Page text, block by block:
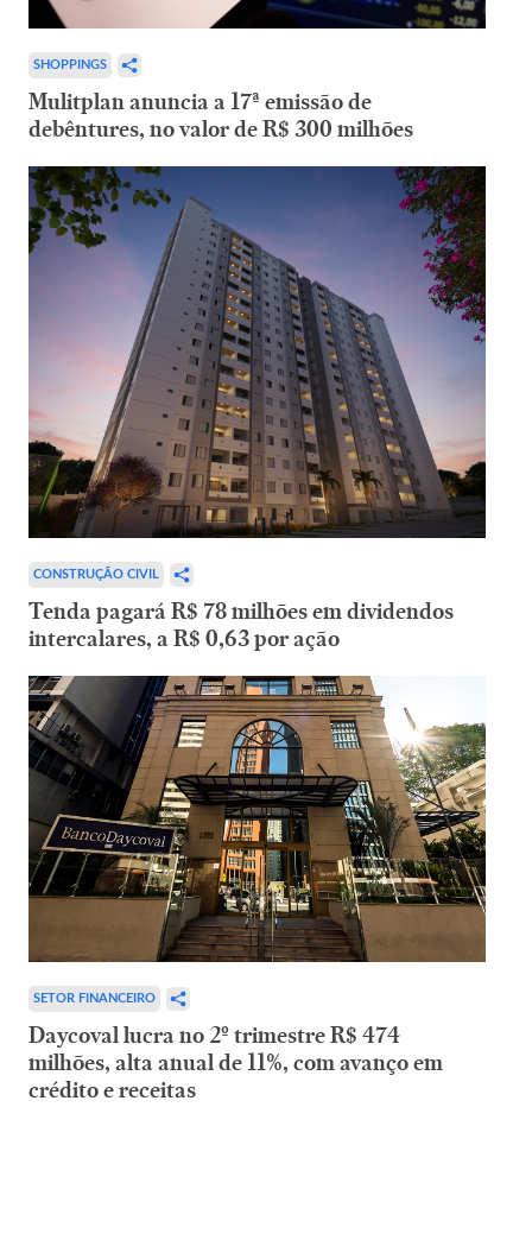
SHOPPINGS
Mulitplan anuncia a 17ª emissão de
debêntures, no valor de R$ 300 milhões
CONSTRUÇÃO CIVIL
Tenda pagará R$ 78 milhões em dividendos
intercalares, a R$ 0,63 por ação
SETOR FINANCEIRO
Daycoval lucra no 2º trimestre R$ 474
milhões, alta anual de 11%, com avanço em
crédito e receitas